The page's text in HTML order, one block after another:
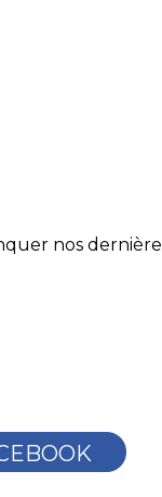
nos